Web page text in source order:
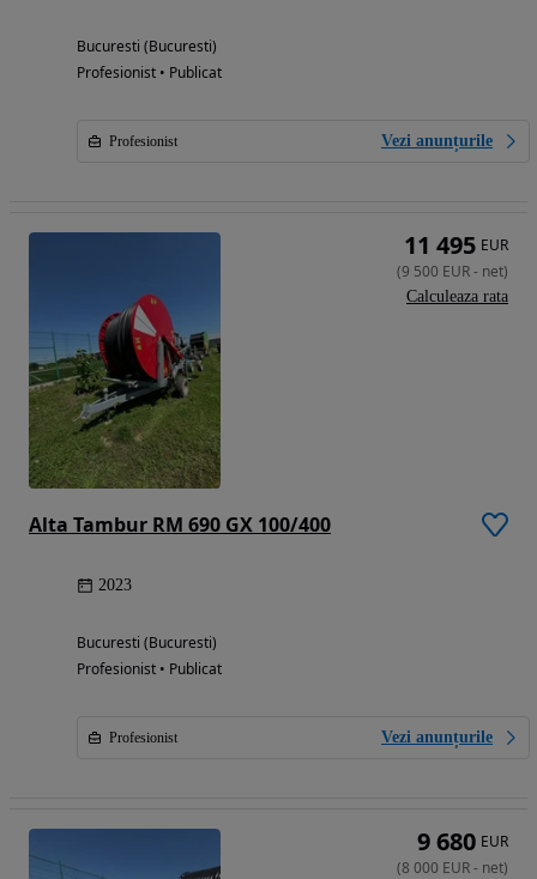
Bucuresti (Bucuresti)
Profesionist • Publicat
Profesionist Vezi anunțurile
Alta Tambur RM 690 GX 100/400
2023
Bucuresti (Bucuresti)
Profesionist • Publicat
Profesionist Vezi anunțurile
11 495 EUR
(9 500 EUR- net)
Calculeaza rata
9 680 EUR
(8 000 EUR- net)